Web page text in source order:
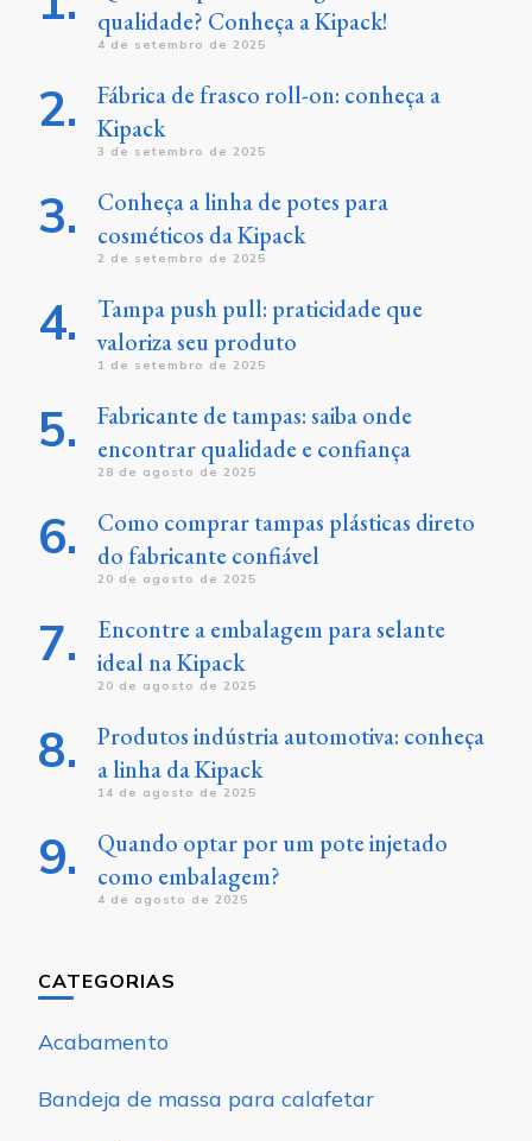
qualidade? Conheça a Kipack!
4 de setembro de 2025
Fábrica de frasco roll-on: conheça a
Kipack
3 de setembro de 2025
Conheça a linha de potes para
cosméticos da Kipack
2 de setembro de 2025
Tampa push pull: praticidade que
valoriza seu produto
1 de setembro de 2025
Fabricante de tampas: saiba onde
encontrar qualidade e confiança
28 de agosto de 2025
Como comprar tampas plásticas direto
do fabricante confiável
20 de agosto de 2025
Encontre a embalagem para selante
ideal na Kipack
20 de agosto de 2025
Produtos indústria automotiva: conheça
a linha da Kipack
14 de agosto de 2025
Quando optar por um pote injetado
como embalagem?
4 de agosto de 2025
CATEGORIAS
Acabamento
Bandeja de massa para calafetar